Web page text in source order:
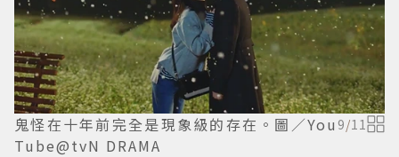
鬼怪在十年前完全是現象級的存在。圖／You
Tube@tvN DRAMA
9/11